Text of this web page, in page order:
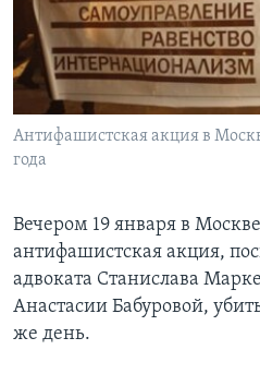
Learning English
СОЦИАЛЬНЫЕ СЕТИ
Антифашистская акция в
года
Вечером 19 января в
антифашистская акция,
адвоката Станислава
Анастасии Бабуровой,
же день.